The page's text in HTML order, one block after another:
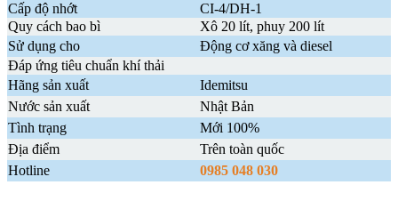
Cấp độ nhớt
CI-4/DH-1
Quy cách bao bì
Xô 20 lít, phuy 200 lít
Sử dụng cho
Động cơ xăng và diesel
Đáp ứng tiêu chuẩn khí thải
Hãng sản xuất
Idemitsu
Nước sản xuất
Nhật Bản
Tình trạng
Mới 100%
Địa điểm
Trên toàn quốc
Hotline
0985 048 030